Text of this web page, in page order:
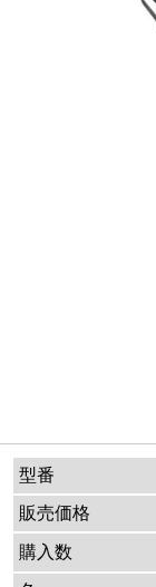
型番
販売価格
購入数